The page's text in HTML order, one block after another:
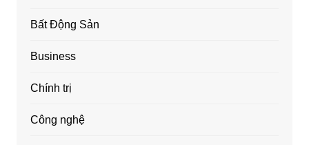
Bất Động Sản
Business
Chính trị
Công nghệ